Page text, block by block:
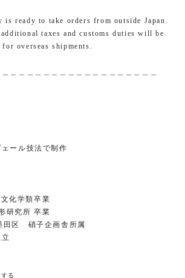
ready to take orders from outside Japan.
taxes and customs duties will be
overseas shipments.
ール技法で制作​
化学類卒業
研究所 卒業
田区 硝子企画舎所属
る